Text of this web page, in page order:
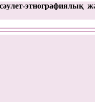
этнографиялық